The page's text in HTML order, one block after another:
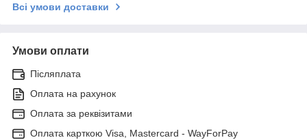
Всі умови доставки
Умови оплати
Післяплата
Оплата на рахунок
Оплата за реквізитами
Оплата карткою Visa, Mastercard - WayForPay